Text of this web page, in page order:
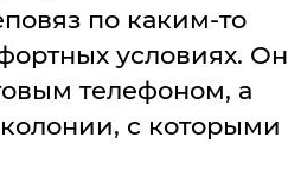
по каким-то
условиях. Он
телефоном, а
с которыми